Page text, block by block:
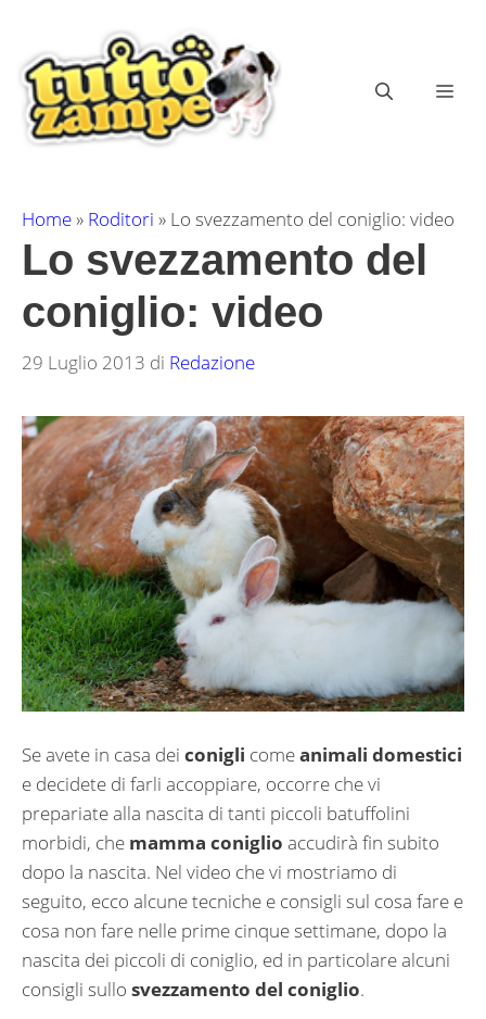
contenuto
Home» Roditori » Lo svezzamento del coniglio: video
Lo svezzamento del
coniglio: video
29 Luglio 2013 di Redazione
Se avete in casa dei conigli comeanimali domestici
e decidete di farli accoppiare, occorre che vi
prepariate alla nascita di tanti piccoli batuffolini
morbidi, che mamma coniglio accudirà fin subito
dopo la nascita. Nel video che vi mostriamo di
seguito, ecco alcune tecniche e consigli sul cosa fare e
cosa non fare nelle prime cinque settimane, dopo la
nascita dei piccoli di coniglio, ed in particolare alcuni
consigli sullo svezzamento del coniglio.